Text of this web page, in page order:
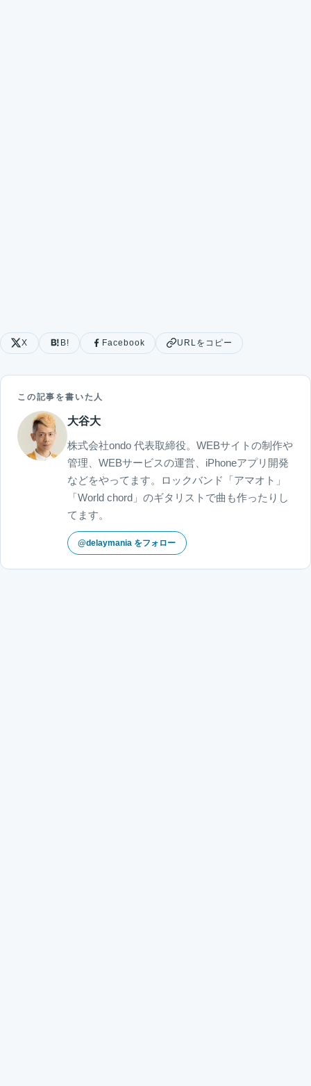
X B! Facebook URLをコピー
この記事を書いた人
大谷大
株式会社ondo 代表取締役。WEBサイトの制作や
管理、WEBサービスの運営、iPhoneアプリ開発
などをやってます。ロックバンド「アマオト」
「World chord」のギタリストで曲も作ったりし
てます。
@delaymania をフォロー